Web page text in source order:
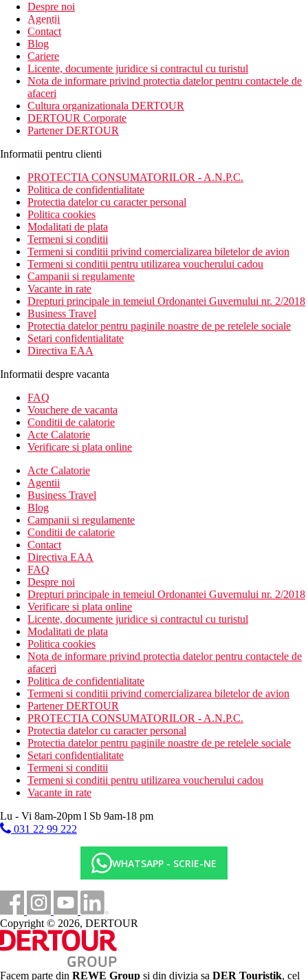
newsletter!
Despre noi
Agentii
Contact
Blog
Cariere
Licente, documente juridice si contractul cu turistul
Nota de informare privind protectia datelor pentru contactele de
afaceri
Cultura organizationala DERTOUR
DERTOUR Corporate
Partener DERTOUR
Informatii pentru clienti
PROTECTIA CONSUMATORILOR - A.N.P.C.
Politica de confidentialitate
Protectia datelor cu caracter personal
Politica cookies
Modalitati de plata
Termeni si conditii
Termeni si conditii privind comercializarea biletelor de avion
Termeni si conditii pentru utilizarea voucherului cadou
Campanii si regulamente
Vacante in rate
Drepturi principale in temeiul Ordonantei Guvernului nr. 2/2018
Business Travel
Protectia datelor pentru paginile noastre de pe retelele sociale
Setari confidentialitate
Directiva EAA
Informatii despre vacanta
FAQ
Vouchere de vacanta
Conditii de calatorie
Acte Calatorie
Verificare si plata online
Acte Calatorie
Agentii
Business Travel
Blog
Campanii si regulamente
Conditii de calatorie
Contact
Directiva EAA
FAQ
Despre noi
Drepturi principale in temeiul Ordonantei Guvernului nr. 2/2018
Verificare si plata online
Licente, documente juridice si contractul cu turistul
Modalitati de plata
Politica cookies
Nota de informare privind protectia datelor pentru contactele de
afaceri
Politica de confidentialitate
Termeni si conditii privind comercializarea biletelor de avion
Partener DERTOUR
PROTECTIA CONSUMATORILOR - A.N.P.C.
Protectia datelor cu caracter personal
Protectia datelor pentru paginile noastre de pe retelele sociale
Setari confidentialitate
Termeni si conditii
Termeni si conditii pentru utilizarea voucherului cadou
Vacante in rate
Lu - Vi 8am-20pm l Sb 9am-18 pm
031 22 99 222
WHATSAPP - SCRIE-NE
Copyright © 2026, DERTOUR
Facem parte din REWE Group si din divizia sa DER Touristik, cel